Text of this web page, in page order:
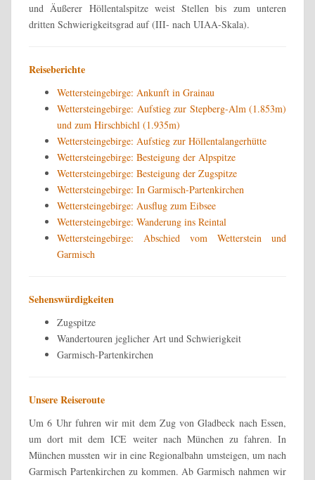
und Äußerer Höllentalspitze weist Stellen bis zum unteren
dritten Schwierigkeitsgrad auf (III- nach UIAA-Skala).
Reiseberichte
Wettersteingebirge: Ankunft in Grainau
Wettersteingebirge: Aufstieg zur Stepberg-Alm (1.853m)
und zum Hirschbichl (1.935m)
Wettersteingebirge: Aufstieg zur Höllentalangerhütte
Wettersteingebirge: Besteigung der Alpspitze
Wettersteingebirge: Besteigung der Zugspitze
Wettersteingebirge: In Garmisch-Partenkirchen
Wettersteingebirge: Ausflug zum Eibsee
Wettersteingebirge: Wanderung ins Reintal
Wettersteingebirge: Abschied vom Wetterstein und
Garmisch
Sehenswürdigkeiten
Zugspitze
Wandertouren jeglicher Art und Schwierigkeit
Garmisch-Partenkirchen
Unsere Reiseroute
Um 6 Uhr fuhren wir mit dem Zug von Gladbeck nach Essen,
um dort mit dem ICE weiter nach München zu fahren. In
München mussten wir in eine Regionalbahn umsteigen, um nach
Garmisch Partenkirchen zu kommen. Ab Garmisch nahmen wir